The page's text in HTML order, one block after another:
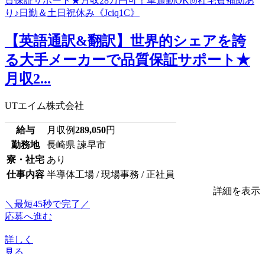
【英語通訳&翻訳】世界的シェアを誇
る大手メーカーで品質保証サポート★
月収2...
UTエイム株式会社
給与 月収例289,050円
勤務地
長崎県 諫早市
寮・社宅 あり
仕事内容 半導体工場 / 現場事務 / 正社員
詳細を表示
＼最短45秒で完了／
応募へ進む
詳しく